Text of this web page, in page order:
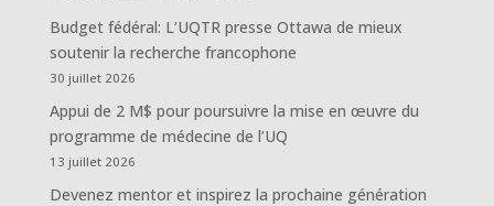
Budget fédéral: L’UQTR presse Ottawa de mieux
soutenir la recherche francophone
30 juillet 2026
Appui de 2 M$ pour poursuivre la mise en œuvre du
programme de médecine de l’UQ
13 juillet 2026
Devenez mentor et inspirez la prochaine génération